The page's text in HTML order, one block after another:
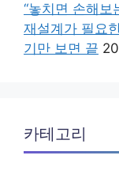
“놓치면 손해보
재설계가 필요
기만 보면 끝
카테고리